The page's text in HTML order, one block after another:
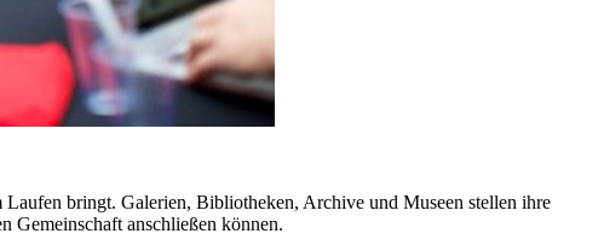
bringt. Galerien, Bibliotheken, Archive und Museen stellen ihre
Gemeinschaft anschließen können.